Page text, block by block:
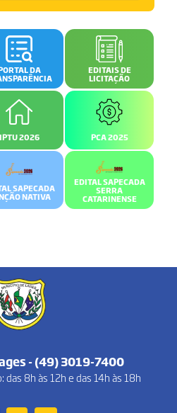
DA EDITAIS DE
LICITAÇÃO
IPTU 2026 PCA 2025
SAPECADA
NATIVA
EDITAL SAPECADA
SERRA
CATARINENSE
- (49) 3019-7400
8h às 12h e das 14h às 18h